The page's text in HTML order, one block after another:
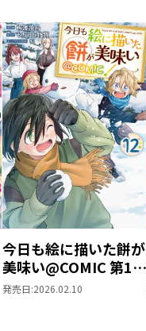
今日も絵に描いた餅が
美味い@COMIC 第12
巻
発売日:2026.02.10